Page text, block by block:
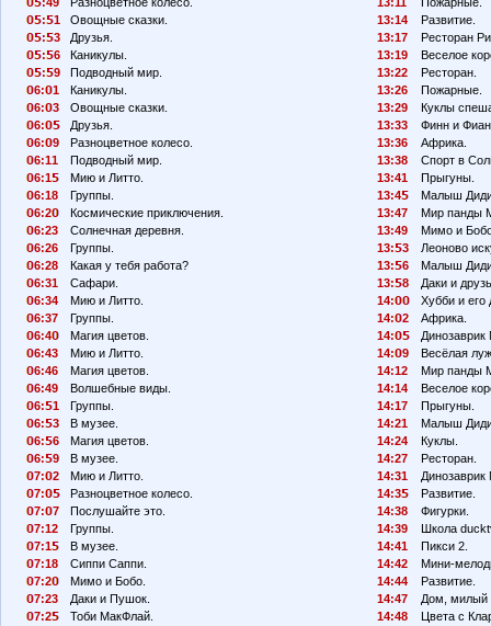
:
1
Овощные сказки.
:
3
Друзья.
:
6
Каникулы.
:
9
Подводный мир.
6:
1
Каникулы.
6:
3
Овощные сказки.
6:
Друзья.
6:
9
Разноцветное колесо.
6:11
Подводный мир.
6:1
Мию и Литто.
6:18
Группы.
6:2
Космические приключения.
6:23
Солнечная деревня.
6:26
Группы.
6:28
Какая у тебя работа?
6:31
Сафари.
6:34
Мию и Литто.
6:37
Группы.
6:4
Магия цветов.
6:43
Мию и Литто.
6:46
Магия цветов.
6:49
Волшебные виды.
6:
1
Группы.
6:
3
В музее.
6:
6
Магия цветов.
6:
9
В музее.
7:
2
Мию и Литто.
7:
Разноцветное колесо.
7:
7
Послушайте это.
7:12
Группы.
7:1
В музее.
7:18
Сиппи Саппи.
7:2
Мимо и Бобо.
7:23
Даки и Пушок.
7:2
Тоби МакФлай.
13:14
Развитие.
13:17
Ресторан
13:19
Веселое
13:22
Ресторан.
13:26
Пожарные.
13:29
Куклы
13:33
Финн и
13:36
Африка.
13:38
Спорт в
13:41
Прыгуны.
13:4
Малыш
13:47
Мир панды
13:49
Мимо и
13:
3
Леоново
13:
6
Малыш
13:
8
Даки и
14:
Хубби и его
14:
2
Африка.
14:
Динозаврик
14:
9
Весёлая
14:12
Мир панды
14:14
Веселое
14:17
Прыгуны.
14:21
Малыш
14:24
Куклы.
14:27
Ресторан.
14:31
Динозаврик
14:3
Развитие.
14:38
Фигурки.
14:39
Школа
14:41
Пикси 2.
14:42
Мини-
14:44
Развитие.
14:47
Дом, милый
14:48
Цвета с